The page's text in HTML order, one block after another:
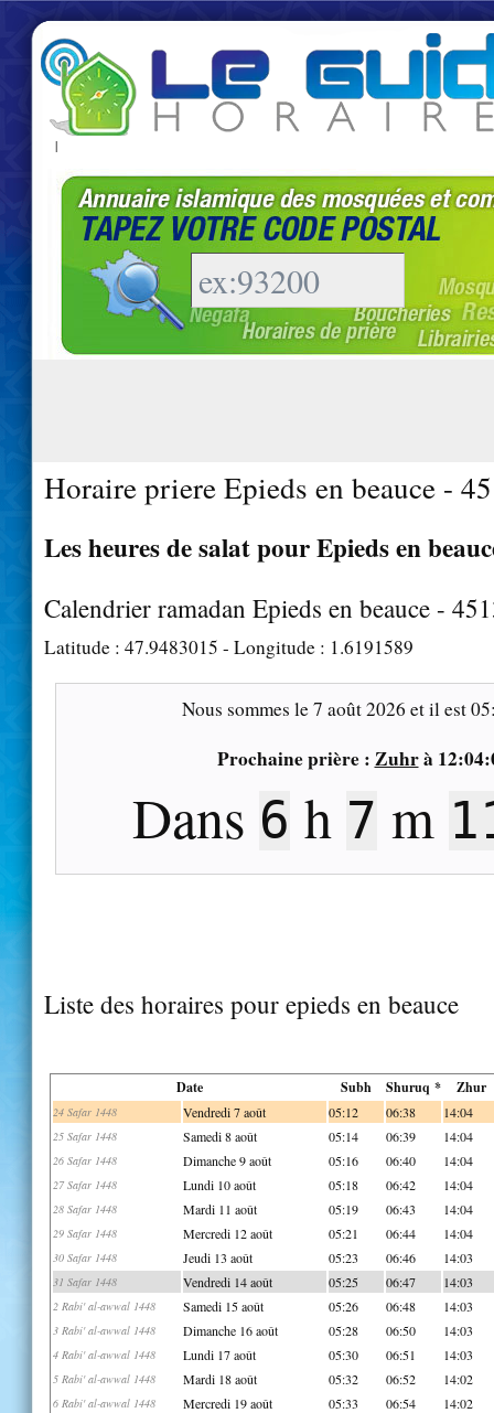
|
Horaire priere Epieds en beauce -
Les heures de salat pour Epieds en
Calendrier ramadan Epieds en beauce -
Latitude : 47.9483015 - Longitude : 1.6191589
Nous sommes le7 août 2026 et il est
Prochaine prière : Zuhrà
Dans 6 h 7 m
Liste des horaires pour epieds en beauce
Date Subh Shuruq * Zhur
24 Safar 1448 Vendredi 7 août 05:12 06:38 14:04
25 Safar 1448 Samedi 8 août 05:14 06:39 14:04
26 Safar 1448 Dimanche 9 août 05:16 06:40 14:04
27 Safar 1448 Lundi 10 août 05:18 06:42 14:04
28 Safar 1448 Mardi 11 août 05:19 06:43 14:04
29 Safar 1448 Mercredi 12 août 05:21 06:44 14:04
30 Safar 1448 Jeudi 13 août 05:23 06:46 14:03
31 Safar 1448 Vendredi 14 août 05:25 06:47 14:03
2 Rabi' al-awwal 1448 Samedi 15 août 05:26 06:48 14:03
3 Rabi' al-awwal 1448 Dimanche 16 août 05:28 06:50 14:03
4 Rabi' al-awwal 1448 Lundi 17 août 05:30 06:51 14:03
5 Rabi' al-awwal 1448 Mardi 18 août 05:32 06:52 14:02
6 Rabi' al-awwal 1448 Mercredi 19 août 05:33 06:54 14:02